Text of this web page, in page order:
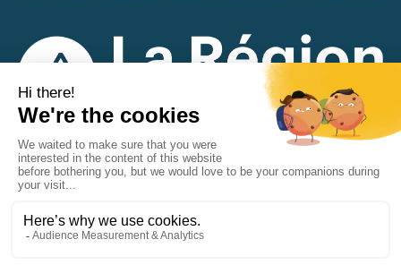
REPRÉSENTANT DE LA PFA, DE LA FIF ET DE FRANCE
VÉLO